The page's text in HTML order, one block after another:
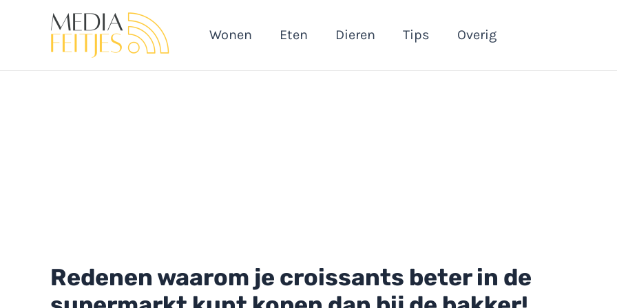
Wonen Eten Dieren Tips Overig
Redenen waarom je croissants beter in de